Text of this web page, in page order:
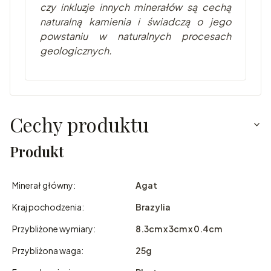
czy inkluzje innych minerałów są cechą
naturalną kamienia i świadczą o jego
powstaniu w naturalnych procesach
geologicznych.
Cechy produktu
Produkt
Minerał główny:
Agat
Kraj pochodzenia:
Brazylia
Przybliżone wymiary:
8.3cm x 3cm x 0.4cm
Przybliżona waga:
25g